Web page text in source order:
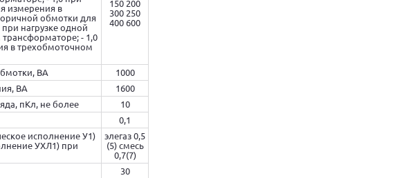
измерения в
обмотки для
нагрузке одной
- 1,0
в трехобмоточном
150 200
300 250
400 600
ВА
1000
ВА
1600
пКл, не более
10
0,1
исполнение У1)
УХЛ1) при
элегаз 0,5
(5) смесь
0,7(7)
30